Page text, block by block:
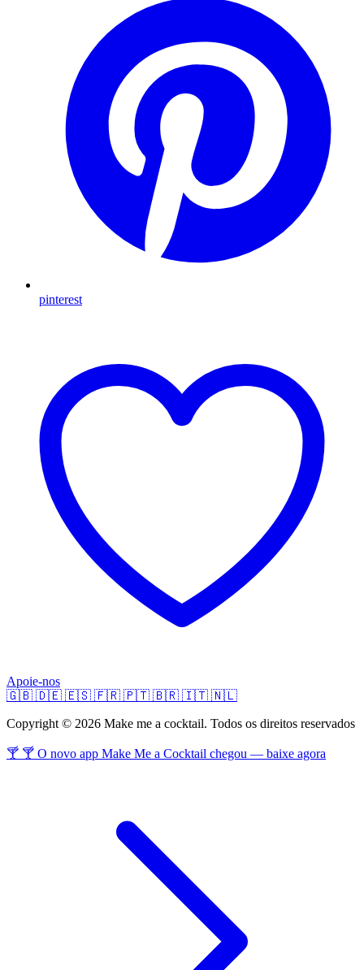
pinterest
Apoie-nos
🇬🇧 🇩🇪 🇪🇸 🇫🇷 🇵🇹 🇧🇷 🇮🇹 🇳🇱
Copyright © 2026 Make me a cocktail. Todos os direitos reservados
🍸 🍸 O novo app Make Me a Cocktail chegou — baixe agora